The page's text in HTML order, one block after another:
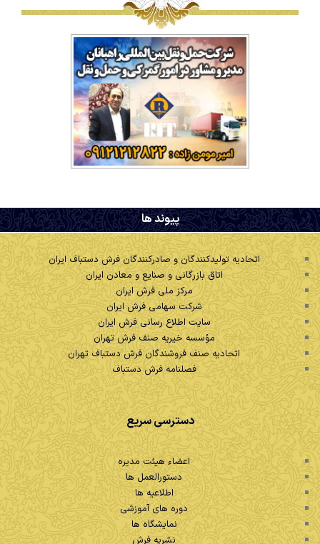
. پیوند ها
اتحادیه تولیدکنندگان و صادرکنندگان فرش دستباف ایران
اتاق بازرگانی و صنایع و معادن ایران
مرکز ملی فرش ایران
شرکت سهامی فرش ایران
سایت اطلاع رسانی فرش ایران
مؤسسه خیریه صنف فرش تهران
اتحادیه صنف فروشندگان فرش دستباف تهران
فصلنامه فرش دستباف
دسترسی سریع
اعضاء هیئت مدیره
دستورالعمل ها
اطلاعیه ها
دوره های آموزشی
نمایشگاه ها
نشریه فرش